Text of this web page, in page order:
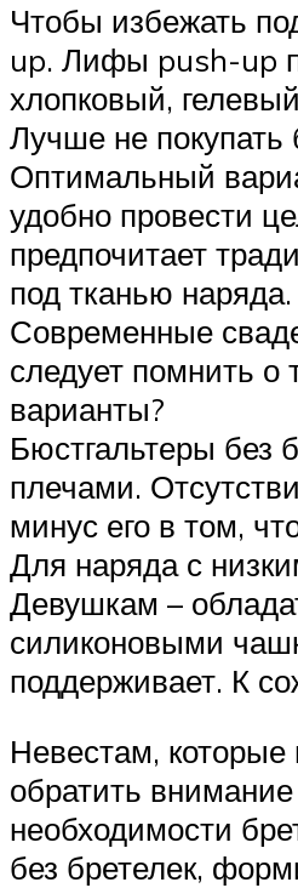
Чтобы избежать
up. Лифы push-up
хлопковый,
Лучше не покупать
Оптимальный
удобно провести
предпочитает
под тканью
Современные
следует помнить о
варианты?
Бюстгальтеры без
плечами.
минус его в том,
Для наряда с
Девушкам –
силиконовыми
поддерживает. К
Невестам, которые
обратить
необходимости
без бретелек,